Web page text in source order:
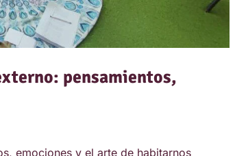
pensamientos,
emociones y el arte de habitarnos